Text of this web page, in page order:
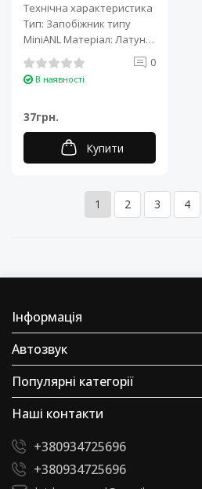
Технічна характеристика
Тип: Запобіжник типу
MiniANL Матеріал: Латунь
з позолотою Номінал, А:
&nb..
0
В наявності
37грн.
Купити
1 2 3 4
Інформація
Автозвук
Популярні категорії
Наші контакти
+380934725696
+380934725696